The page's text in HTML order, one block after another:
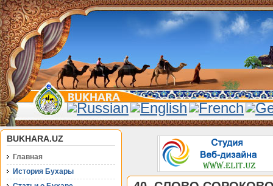
BUKHARA.UZ
Главная
История Бухары